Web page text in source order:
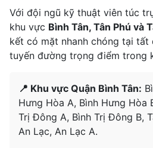
Với đội ngũ kỹ thuật viên túc
khu vực Bình Tân, Tân Phú và
kết có mặt nhanh chóng tại tất
tuyến đường trọng điểm trong
📍 Khu vực Quận Bình Tân:
Hưng Hòa A, Bình Hưng Hòa
Trị Đông A, Bình Trị Đông B,
An Lạc, An Lạc A.